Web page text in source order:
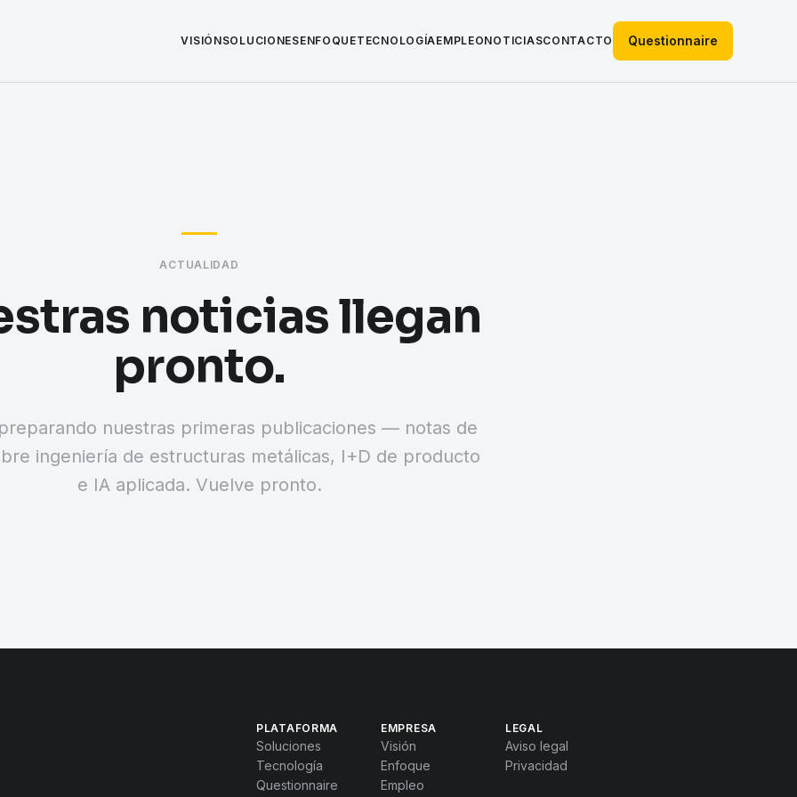
VISIÓNSOLUCIONESENFOQUETECNOLOGÍAEMPLEONOTICIASCONTACTO Questionnaire
ACTUALIDAD
noticias llegan
pronto.
nuestras primeras publicaciones — notas de
ingeniería de estructuras metálicas, I+D de producto
e IA aplicada. Vuelve pronto.
PLATAFORMA
Soluciones
Tecnología
Questionnaire
EMPRESA
Visión
Enfoque
Empleo
LEGAL
Aviso legal
Privacidad